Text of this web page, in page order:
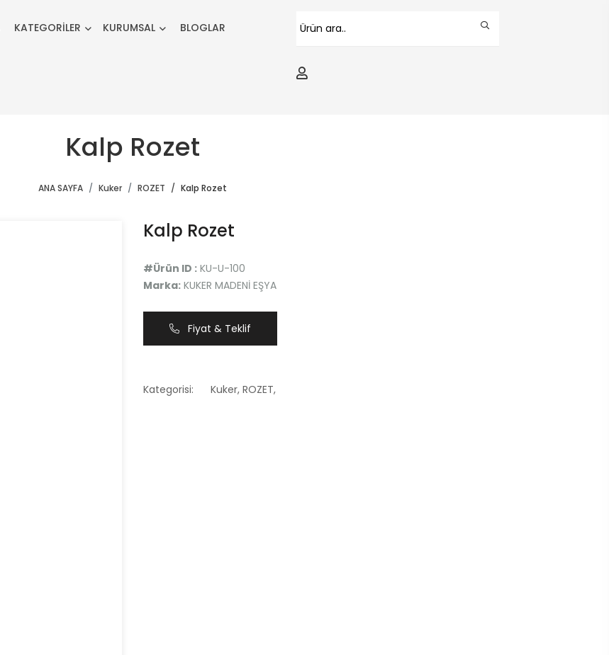
KATEGORİLER KURUMSAL BLOGLAR
Kalp Rozet
ANA SAYFA Kuker ROZET Kalp Rozet
Kalp Rozet
#Ürün ID : KU-U-100
Marka: KUKER MADENİ EŞYA
Fiyat & Teklif
Kategorisi: Kuker, ROZET,